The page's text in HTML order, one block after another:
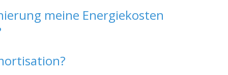
meine Energiekosten